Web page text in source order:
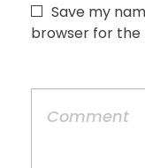
Save my
browser for the